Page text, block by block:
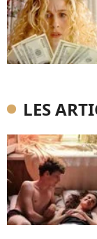
LES